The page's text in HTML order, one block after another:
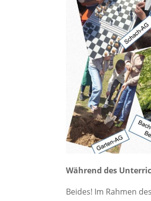
Während des
Beides! Im Rahmen